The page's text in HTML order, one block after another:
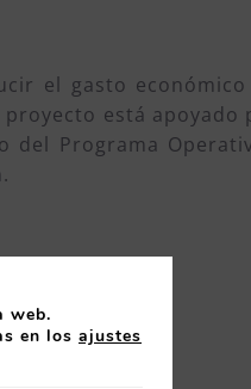
el gasto
está apoyado
del Programa
web.
en los ajustes